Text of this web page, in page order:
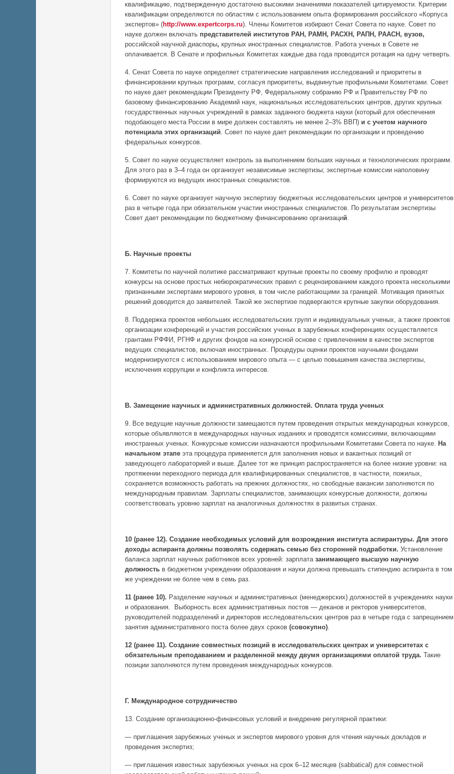
квалификацию, подтвержденную достаточно высокими значениями показателей цитируемости. Критерии
квалификации определяются по областям с использованием опыта формирования российского «Корпуса
экспертов» (http://www.expertcorps.ru). Члены Комитетов избирают Сенат Совета по науке. Совет по
науке должен включать представителей институтов РАН, РАМН, РАСХН, РАПН, РААСН, вузов,
российской научной диаспоры, крупных иностранных специалистов. Работа ученых в Совете не
оплачивается. В Сенате и профильных Комитетах каждые два года проводится ротация на одну четверть.
4. Сенат Совета по науке определяет стратегические направления исследований и приоритеты в
финансировании крупных программ, согласуя приоритеты, выдвинутые профильными Комитетами. Совет
по науке дает рекомендации Президенту РФ, Федеральному собранию РФ и Правительству РФ по
базовому финансированию Академий наук, национальных исследовательских центров, других крупных
государственных научных учреждений в рамках заданного бюджета науки (который для обеспечения
подобающего места России в мире должен составлять не менее 2–3% ВВП) и с учетом научного
потенциала этих организаций. Совет по науке дает рекомендации по организации и проведению
федеральных конкурсов.
5. Совет по науке осуществляет контроль за выполнением больших научных и технологических программ.
Для этого раз в 3–4 года он организует независимые экспертизы; экспертные комиссии наполовину
формируются из ведущих иностранных специалистов.
6. Совет по науке организует научную экспертизу бюджетных исследовательских центров и университетов
раз в четыре года при обязательном участии иностранных специалистов. По результатам экспертизы
Совет дает рекомендации по бюджетному финансированию организаций.
Б. Научные проекты
7. Комитеты по научной политике рассматривают крупные проекты по своему профилю и проводят
конкурсы на основе простых небюрократических правил с рецензированием каждого проекта несколькими
признанными экспертами мирового уровня, в том числе работающими за границей. Мотивация принятых
решений доводится до заявителей. Такой же экспертизе подвергаются крупные закупки оборудования.
8. Поддержка проектов небольших исследовательских групп и индивидуальных ученых, а также проектов
организации конференций и участия российских ученых в зарубежных конференциях осуществляется
грантами РФФИ, РГНФ и других фондов на конкурсной основе с привлечением в качестве экспертов
ведущих специалистов, включая иностранных. Процедуры оценки проектов научными фондами
модернизируются с использованием мирового опыта — с целью повышения качества экспертизы,
исключения коррупции и конфликта интересов.
В. Замещение научных и административных должностей. Оплата труда ученых
9. Все ведущие научные должности замещаются путем проведения открытых международных конкурсов,
которые объявляются в международных научных изданиях и проводятся комиссиями, включающими
иностранных ученых. Конкурсные комиссии назначаются профильными Комитетами Совета по науке. На
начальном этапе эта процедура применяется для заполнения новых и вакантных позиций от
заведующего лабораторией и выше. Далее тот же принцип распространяется на более низкие уровни: на
протяжении переходного периода для квалифицированных специалистов, в частности, пожилых,
сохраняется возможность работать на прежних должностях, но свободные вакансии заполняются по
международным правилам. Зарплаты специалистов, занимающих конкурсные должности, должны
соответствовать уровню зарплат на аналогичных должностях в развитых странах.
10 (ранее 12). Создание необходимых условий для возрождения института аспирантуры. Для этого
доходы аспиранта должны позволять содержать семью без сторонней подработки. Установление
баланса зарплат научных работников всех уровней: зарплата занимающего высшую научную
должность в бюджетном учреждении образования и науки должна превышать стипендию аспиранта в том
же учреждении не более чем в семь раз.
11 (ранее 10). Разделение научных и административных (менеджерских) должностей в учреждениях науки
и образования. Выборность всех административных постов — деканов и ректоров университетов,
руководителей подразделений и директоров исследовательских центров раз в четыре года с запрещением
занятия административного поста более двух сроков (совокупно).
12 (ранее 11). Создание совместных позиций в исследовательских центрах и университетах с
обязательным преподаванием и разделенной между двумя организациями оплатой труда. Такие
позиции заполняются путем проведения международных конкурсов.
Г. Международное сотрудничество
13. Создание организационно-финансовых условий и внедрение регулярной практики:
— приглашения зарубежных ученых и экспертов мирового уровня для чтения научных докладов и
проведения экспертиз;
— приглашения известных зарубежных ученых на срок 6–12 месяцев (sabbatical) для совместной